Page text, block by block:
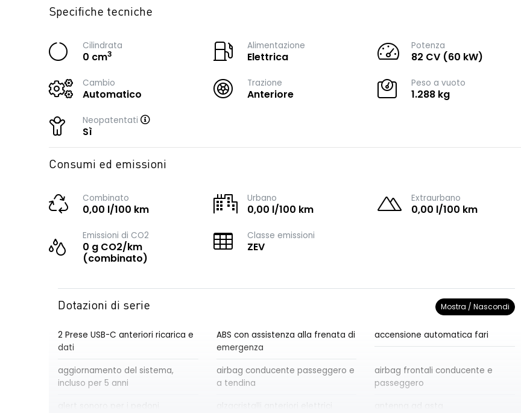
Specifiche tecniche
Cilindrata
0 cm3
Alimentazione
Elettrica
Potenza
82 CV (60 kW)
Cambio
Automatico
Trazione
Anteriore
Peso a vuoto
1.288 kg
Neopatentati
Sì
Consumi ed emissioni
Combinato
0,00 l/100 km
Urbano
0,00 l/100 km
Extraurbano
0,00 l/100 km
Emissioni di CO2
0 g CO2/km
(combinato)
Classe emissioni
ZEV
Dotazioni di serie Mostra / Nascondi
2 Prese USB-C anteriori ricarica e
dati
ABS con assistenza alla frenata di
emergenza
accensione automatica fari
aggiornamento del sistema,
incluso per 5 anni
airbag conducente passeggero e
a tendina
airbag frontali conducente e
passeggero